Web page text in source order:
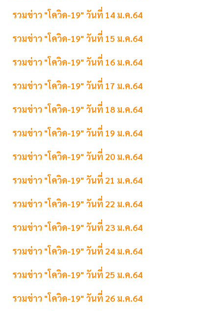
รวมข่าว "โควิด-19" วันที่ 14 ม.ค.64
รวมข่าว "โควิด-19" วันที่ 15 ม.ค.64
รวมข่าว "โควิด-19" วันที่ 16 ม.ค.64
รวมข่าว "โควิด-19" วันที่ 17 ม.ค.64
รวมข่าว "โควิด-19" วันที่ 18 ม.ค.64
รวมข่าว "โควิด-19" วันที่ 19 ม.ค.64
รวมข่าว "โควิด-19" วันที่ 20 ม.ค.64
รวมข่าว "โควิด-19" วันที่ 21 ม.ค.64
รวมข่าว "โควิด-19" วันที่ 22 ม.ค.64
รวมข่าว "โควิด-19" วันที่ 23 ม.ค.64
รวมข่าว "โควิด-19" วันที่ 24 ม.ค.64
รวมข่าว "โควิด-19" วันที่ 25 ม.ค.64
รวมข่าว "โควิด-19" วันที่ 26 ม.ค.64